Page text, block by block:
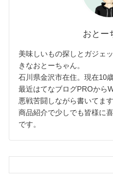
おとー
美味しいもの探しとガジェ
きなおとーちゃん。
石川県金沢市在住。現在10
最近はてなブログPROから
悪戦苦闘しながら書いてます
商品紹介で少しでも皆様に
です。